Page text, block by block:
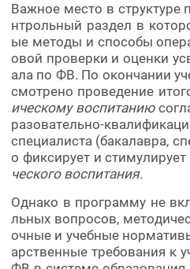
Важное место в
нтрольный раздел в
ые методы и способы
овой проверки и оценки
ала по ФВ. По окончании
смотрено проведение
ическому воспитанию
разовательно-
специалиста (бакалавра,
о фиксирует и стимулирует
ческого воспитания.
Однако в программу не
льных вопросов,
очные и учебные
арственные требования к